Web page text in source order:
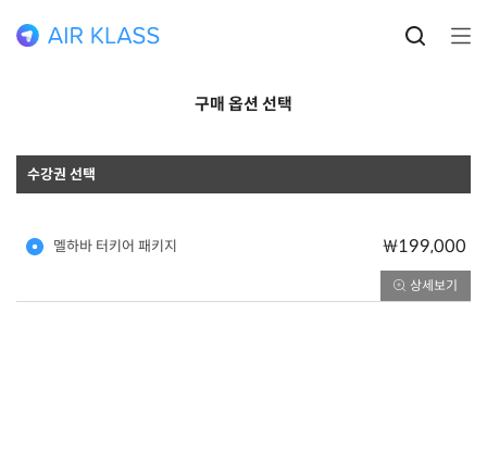
구매 옵션 선택
수강권 선택
멜하바 터키어 패키지 ₩199,000
상세보기